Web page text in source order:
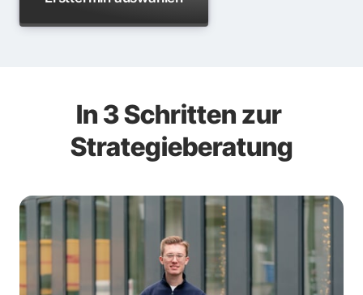
In 3 Schritten zur
Strategieberatung